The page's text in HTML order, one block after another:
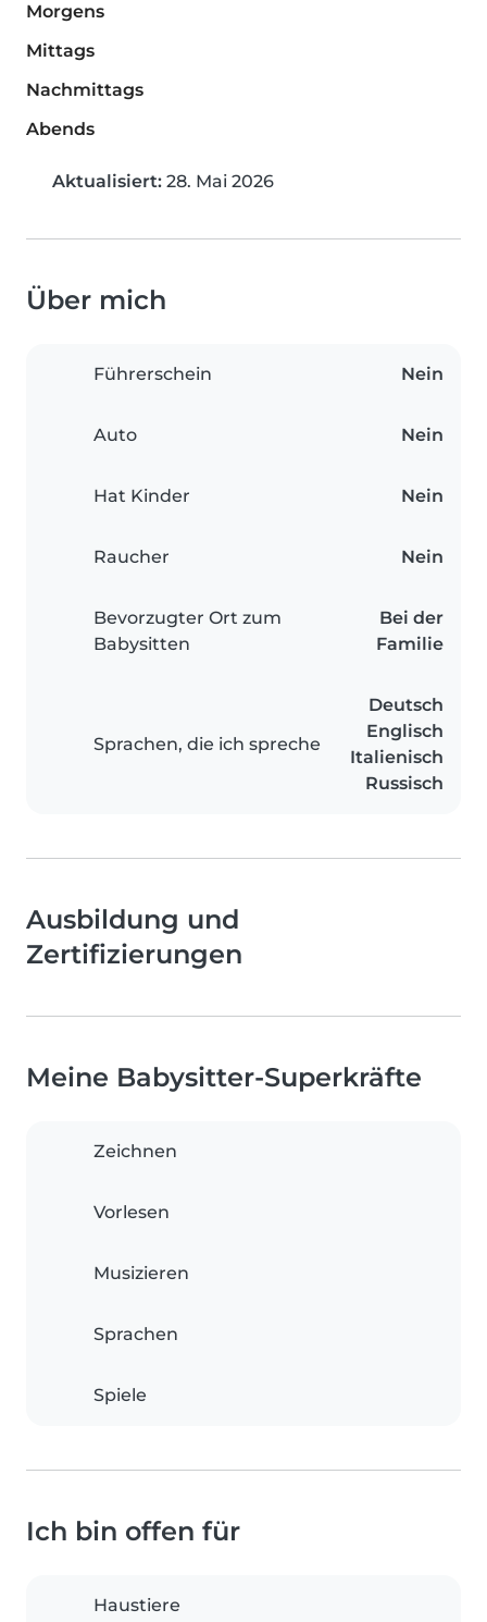
Morgens
Mittags
Nachmittags
Abends
Aktualisiert: 28. Mai 2026
Über mich
Führerschein Nein
Auto Nein
Hat Kinder Nein
Raucher Nein
Bevorzugter Ort zum
Babysitten
Bei der
Familie
Sprachen, die ich spreche
Deutsch
Englisch
Italienisch
Russisch
Ausbildung und
Zertifizierungen
Meine Babysitter-Superkräfte
Zeichnen
Vorlesen
Musizieren
Sprachen
Spiele
Ich bin offen für
Haustiere